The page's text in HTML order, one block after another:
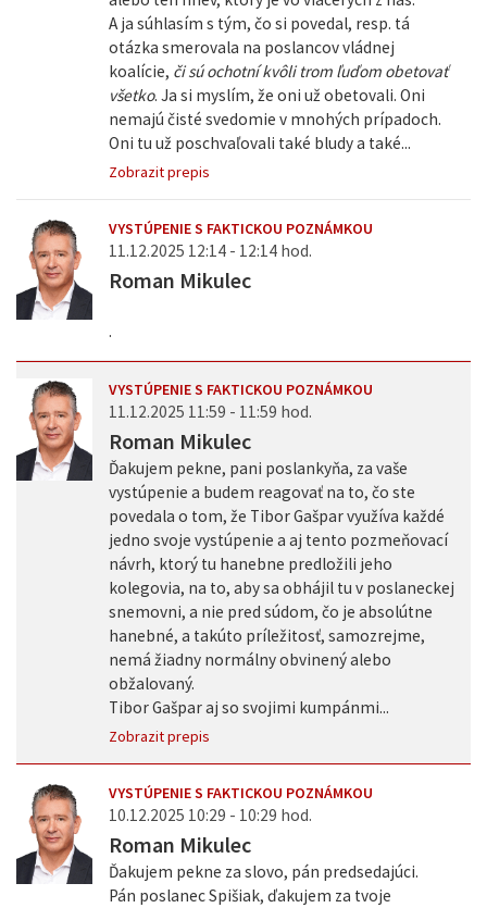
A ja súhlasím s tým, čo si povedal, resp. tá
otázka smerovala na poslancov vládnej
koalície, či sú ochotní kvôli trom ľuďom obetovať
všetko. Ja si myslím, že oni už obetovali. Oni
nemajú čisté svedomie v mnohých prípadoch.
Oni tu už poschvaľovali také bludy a také...
Zobrazit prepis
VYSTÚPENIE S FAKTICKOU POZNÁMKOU
11.12.2025 12:14 - 12:14 hod.
Roman Mikulec
.
VYSTÚPENIE S FAKTICKOU POZNÁMKOU
11.12.2025 11:59 - 11:59 hod.
Roman Mikulec
Ďakujem pekne, pani poslankyňa, za vaše
vystúpenie a budem reagovať na to, čo ste
povedala o tom, že Tibor Gašpar využíva každé
jedno svoje vystúpenie a aj tento pozmeňovací
návrh, ktorý tu hanebne predložili jeho
kolegovia, na to, aby sa obhájil tu v poslaneckej
snemovni, a nie pred súdom, čo je absolútne
hanebné, a takúto príležitosť, samozrejme,
nemá žiadny normálny obvinený alebo
obžalovaný.
Tibor Gašpar aj so svojimi kumpánmi...
Zobrazit prepis
VYSTÚPENIE S FAKTICKOU POZNÁMKOU
10.12.2025 10:29 - 10:29 hod.
Roman Mikulec
Ďakujem pekne za slovo, pán predsedajúci.
Pán poslanec Spišiak, ďakujem za tvoje